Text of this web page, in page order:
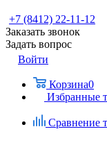
+7 (8412) 22-11-12
Заказать звонок
Задать вопрос
Войти
Корзина0
Избранные
Сравнение